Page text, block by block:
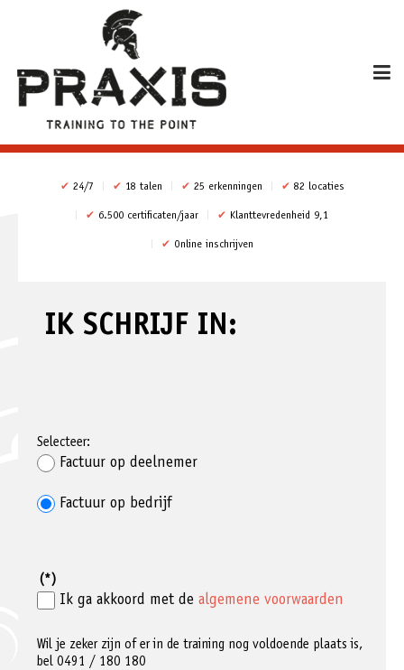
✔ 24/7 ✔ 18 talen ✔ 25 erkenningen ✔ 82 locaties
✔ 6.500 certificaten/jaar ✔ Klanttevredenheid 9,1
✔ Online inschrijven
IK SCHRIJF IN:
Selecteer:
Factuur op deelnemer
Factuur op bedrijf
(*)
Ik ga akkoord met de algemene voorwaarden
Wil je zeker zijn of er in de training nog voldoende plaats is,
bel 0491 / 180 180